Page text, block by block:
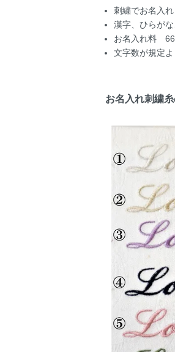
刺繍でお名入
漢字、ひらが
お名入れ料
文字数が規定
お名入れ刺繍